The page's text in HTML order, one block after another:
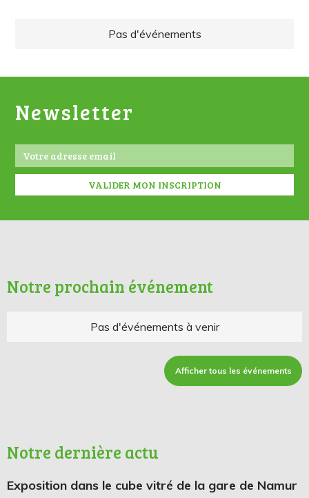
Pas d'événements
Newsletter
Notre prochain événement
Pas d'événements à venir
Afficher tous les événements
Notre dernière actu
Exposition dans le cube vitré de la gare de Namur